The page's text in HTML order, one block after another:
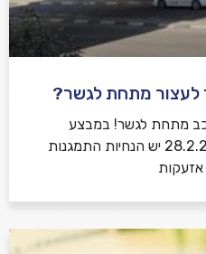
לעצור מתחת לגשר?
מתחת לגשר! במבצע
“שאגת הארי” שהחל ב-28.2.2026 יש הנחיות התמגנות